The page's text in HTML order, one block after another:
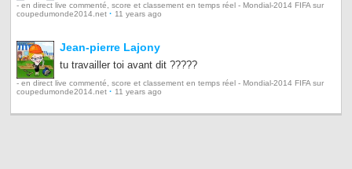
- en direct live commenté, score et classement en temps réel - Mondial-2014 FIFA sur
coupedumonde2014.net · 11 years ago
Jean-pierre Lajony
tu travailler toi avant dit ?????
- en direct live commenté, score et classement en temps réel - Mondial-2014 FIFA sur
coupedumonde2014.net · 11 years ago